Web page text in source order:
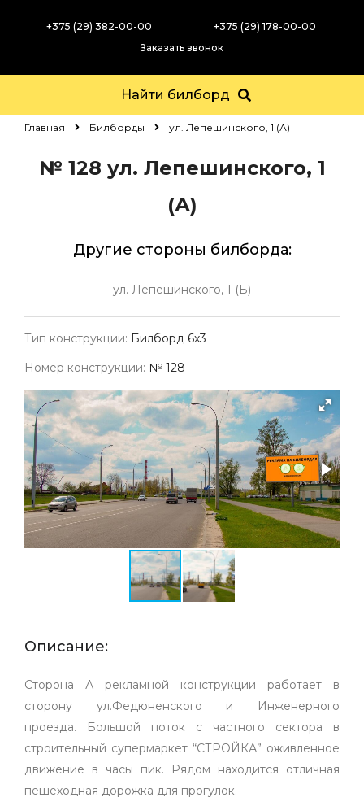
+375 (29) 382-00-00
+375 (29) 178-00-00
Заказать звонок
Найти билборд
Главная Билборды ул. Лепешинского, 1 (А)
№ 128 ул. Лепешинского, 1
(А)
Другие стороны билборда:
ул. Лепешинского, 1 (Б)
Тип конструкции: Билборд 6х3
Номер конструкции: № 128
Описание:
Сторона А рекламной конструкции работает в
сторону ул.Федюненского и Инженерного
проезда. Большой поток с частного сектора в
строительный супермаркет “СТРОЙКА” оживленное
движение в часы пик. Рядом находится отличная
пешеходная дорожка для прогулок.